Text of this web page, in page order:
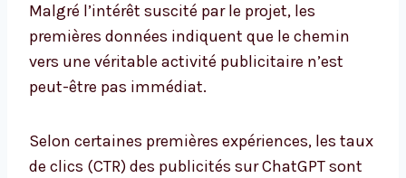
Malgré l’intérêt suscité par le projet, les
premières données indiquent que le chemin
vers une véritable activité publicitaire n’est
peut-être pas immédiat.
Selon certaines premières expériences, les taux
de clics (CTR) des publicités sur ChatGPT sont